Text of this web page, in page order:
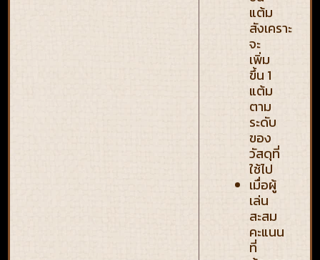
แต้ม
สังเคราะห์
จะ
เพิ่ม
ขึ้น 1
แต้ม
ตาม
ระดับ
ของ
วัสดุที่
ใช้ไป
เมื่อผู้
เล่น
สะสม
คะแนน
ที่